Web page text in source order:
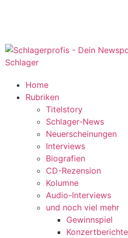
Home
Rubriken
Titelstory
Schlager-News
Neuerscheinungen
Interviews
Biografien
CD-Rezension
Kolumne
Audio-Interviews
und noch viel mehr
Gewinnspiel
Konzertberichte